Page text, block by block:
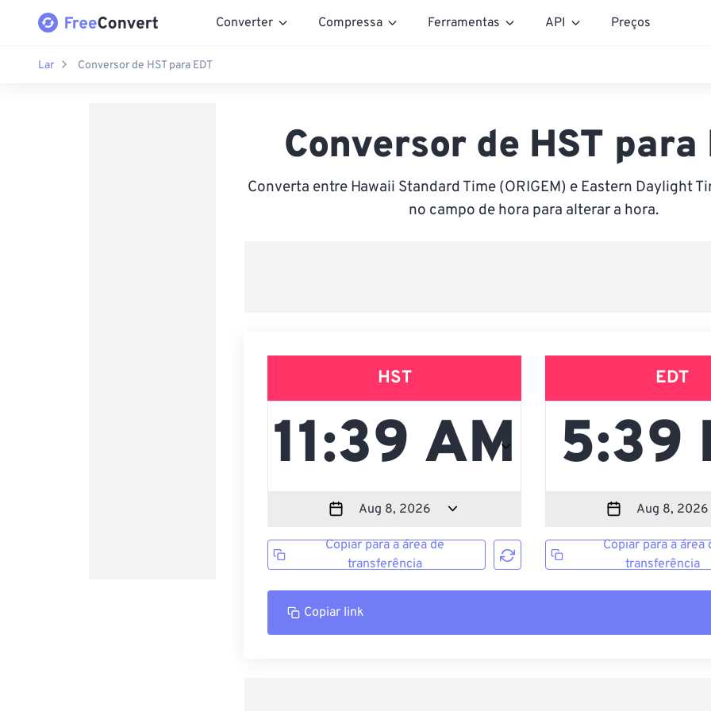
Converter Compressa Ferramentas API Preços
Lar Conversor de HST para EDT
Conversor de HST para
Converta entre Hawaii Standard Time (ORIGEM) e Eastern Daylight
no campo de hora para alterar a hora.
HST
Copiar para a área de
transferência
EDT
Copiar para a área
transferência
Copiar link